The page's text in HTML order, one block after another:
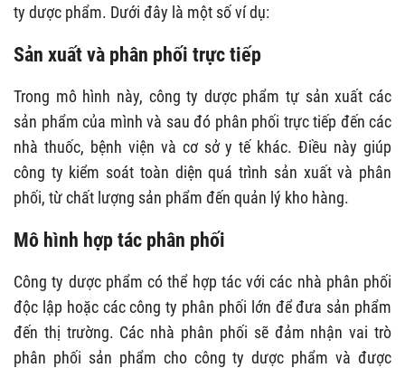
ty dược phẩm. Dưới đây là một số ví dụ:
Sản xuất và phân phối trực tiếp
Trong mô hình này, công ty dược phẩm tự sản xuất các
sản phẩm của mình và sau đó phân phối trực tiếp đến các
nhà thuốc, bệnh viện và cơ sở y tế khác. Điều này giúp
công ty kiểm soát toàn diện quá trình sản xuất và phân
phối, từ chất lượng sản phẩm đến quản lý kho hàng.
Mô hình hợp tác phân phối
Công ty dược phẩm có thể hợp tác với các nhà phân phối
độc lập hoặc các công ty phân phối lớn để đưa sản phẩm
đến thị trường. Các nhà phân phối sẽ đảm nhận vai trò
phân phối sản phẩm cho công ty dược phẩm và được